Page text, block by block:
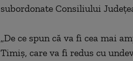
subordonate Consiliului
„De ce spun că va fi cea mai
Timiş, care va fi redus cu